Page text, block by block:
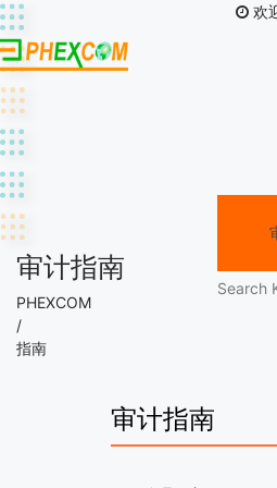
欢
审计指南
PHEXCOM
/
指南
审计指南